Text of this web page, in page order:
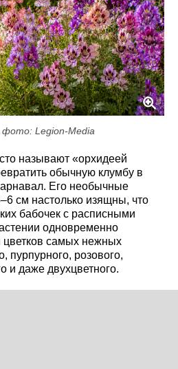
фото: Legion-Media
называют «орхидеей
обычную клумбу в
Его необычные
см настолько изящны, что
бабочек с расписными
одновременно
цветков самых нежных
пурпурного, розового,
и даже двухцветного.